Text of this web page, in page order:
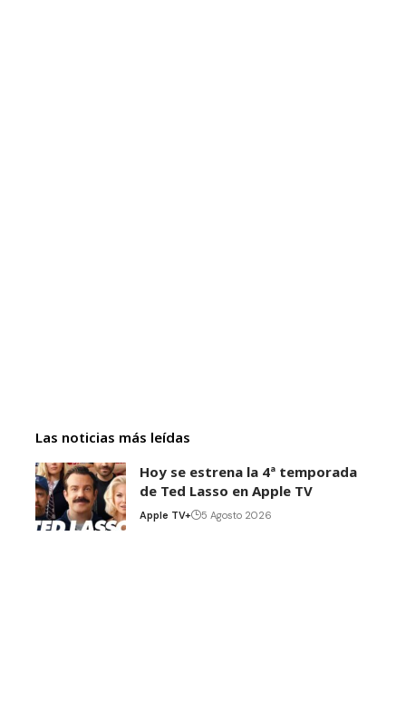
Las noticias más leídas
Hoy se estrena la 4ª temporada
de Ted Lasso en Apple TV
Apple TV+ 5 Agosto 2026